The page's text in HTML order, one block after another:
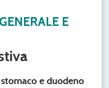
E
e duodeno